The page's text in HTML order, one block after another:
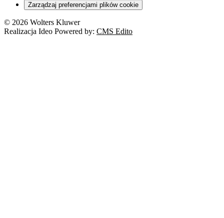
Zarządzaj preferencjami plików cookie
© 2026 Wolters Kluwer
Realizacja Ideo Powered by: CMS Edito